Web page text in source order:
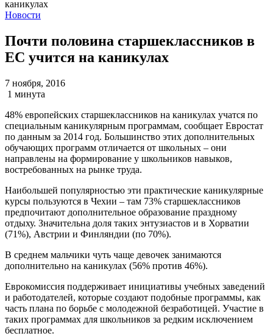
Новости
Почти половина старшеклассников в
ЕС учится на каникулах
7 ноября, 2016
1 минута
48% европейских старшеклассников на каникулах учатся по
специальным каникулярным программам, сообщает Евростат
по данным за 2014 год. Большинство этих дополнительных
обучающих программ отличается от школьных – они
направлены на формирование у школьников навыков,
востребованных на рынке труда.
Наибольшей популярностью эти практические каникулярные
курсы пользуются в Чехии – там 73% старшеклассников
предпочитают дополнительное образование праздному
отдыху. Значительна доля таких энтузиастов и в Хорватии
(71%), Австрии и Финляндии (по 70%).
В среднем мальчики чуть чаще девочек занимаются
дополнительно на каникулах (56% против 46%).
Еврокомиссия поддерживает инициативы учебных заведений
и работодателей, которые создают подобные программы, как
часть плана по борьбе с молодежной безработицей. Участие в
таких программах для школьников за редким исключением
бесплатное.